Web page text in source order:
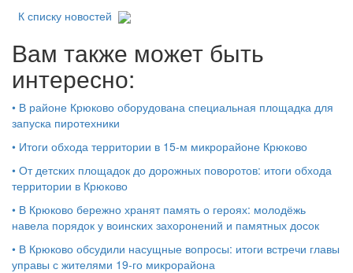
К списку новостей
Вам также может быть
интересно:
• В районе Крюково оборудована специальная площадка для
запуска пиротехники
• Итоги обхода территории в 15‑м микрорайоне Крюково
• От детских площадок до дорожных поворотов: итоги обхода
территории в Крюково
• В Крюково бережно хранят память о героях: молодёжь
навела порядок у воинских захоронений и памятных досок
• В Крюково обсудили насущные вопросы: итоги встречи главы
управы с жителями 19‑го микрорайона